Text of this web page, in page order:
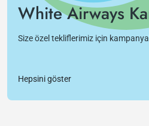
White Airways
Size özel tekliflerimiz için
Hepsini göster